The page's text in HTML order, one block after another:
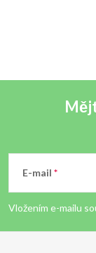
p
E-mail
Vložením e-mailu